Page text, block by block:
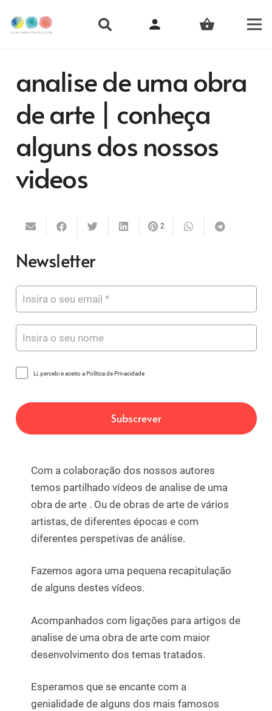
person shopping_basket
analise de uma obra
de arte | conheça
alguns dos nossos
videos
2
Newsletter
Li, percebi e aceito a Política de Privacidade
Com a colaboração dos nossos autores
temos partilhado vídeos de analise de uma
obra de arte . Ou de obras de arte de vários
artistas, de diferentes épocas e com
diferentes perspetivas de análise.
Fazemos agora uma pequena recapitulação
de alguns destes vídeos.
Acompanhados com ligações para artigos de
analise de uma obra de arte com maior
desenvolvimento dos temas tratados.
Esperamos que se encante com a
genialidade de alguns dos mais famosos